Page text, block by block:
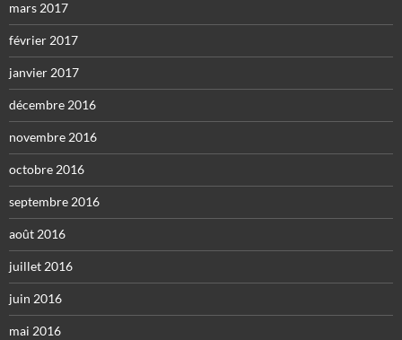
mars 2017
février 2017
janvier 2017
décembre 2016
novembre 2016
octobre 2016
septembre 2016
août 2016
juillet 2016
juin 2016
mai 2016